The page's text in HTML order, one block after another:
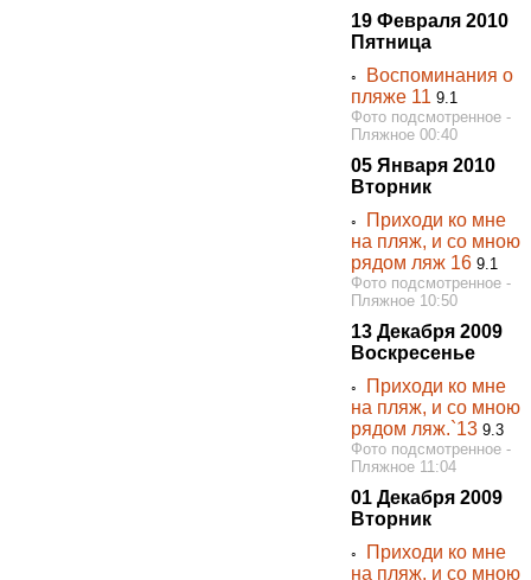
19 Февраля 2010
Пятница
◦
Воспоминания о
пляже 11 9.1
Фото подсмотренное -
Пляжное 00:40
05 Января 2010
Вторник
◦
Приходи ко мне
на пляж, и со мною
рядом ляж 16 9.1
Фото подсмотренное -
Пляжное 10:50
13 Декабря 2009
Воскресенье
◦
Приходи ко мне
на пляж, и со мною
рядом ляж.`13 9.3
Фото подсмотренное -
Пляжное 11:04
01 Декабря 2009
Вторник
◦
Приходи ко мне
на пляж, и со мною